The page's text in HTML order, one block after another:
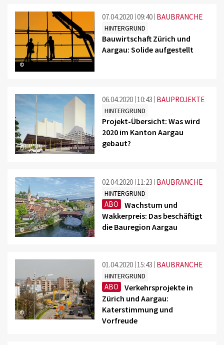
©
07.04.2020 09:40 BAUBRANCHE
HINTERGRUND
Bauwirtschaft Zürich und
Aargau: Solide aufgestellt
©
06.04.2020 10:43 BAUPROJEKTE
HINTERGRUND
Projekt-Übersicht: Was wird
2020 im Kanton Aargau
gebaut?
©
02.04.2020 11:23 BAUBRANCHE
HINTERGRUND
ABO
Wachstum und
Wakkerpreis: Das beschäftigt
die Bauregion Aargau
©
01.04.2020 15:43 BAUBRANCHE
HINTERGRUND
ABO
Verkehrsprojekte in
Zürich und Aargau:
Katerstimmung und
Vorfreude